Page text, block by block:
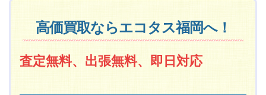
高価買取ならエコタス福岡へ！
査定無料、出張無料、即日対応